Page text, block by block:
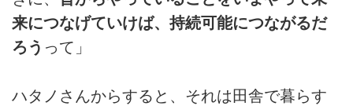
来につなげていけば、持続可能につながるだ
ろう って」
ハタノさんからすると、それは田舎で暮らす